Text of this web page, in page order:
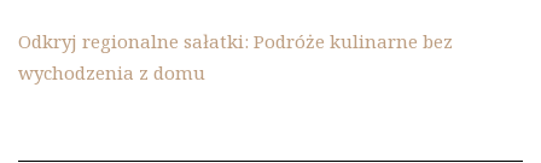
Odkryj regionalne sałatki: Podróże kulinarne bez
wychodzenia z domu